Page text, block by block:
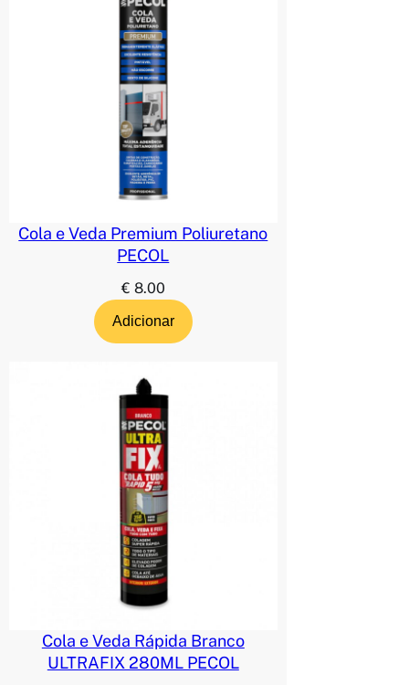
Cola e Veda Premium Poliuretano
PECOL
€ 8.00
Adicionar
Cola e Veda Rápida Branco
ULTRAFIX 280ML PECOL